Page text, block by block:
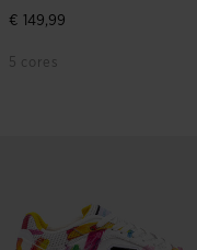
€ 149,99
5 cores